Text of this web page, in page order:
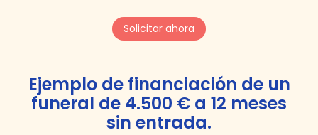
Solicitar ahora
Ejemplo de financiación de un
funeral de 4.500 € a 12 meses
sin entrada.